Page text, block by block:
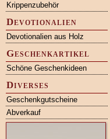
Krippenzubehör
Devotionalien
Devotionalien aus Holz
Geschenkartikel
Schöne Geschenkideen
Diverses
Geschenkgutscheine
Abverkauf